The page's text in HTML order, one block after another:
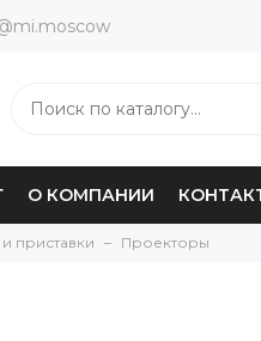
О КОМПАНИИ
приставки Проекторы